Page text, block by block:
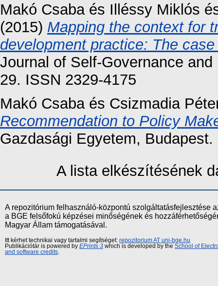
Makó Csabaés Illéssy Miklós
(2015) Mapping the context for
development practice: The
Journal of Self-Governance
29. ISSN 2329-4175
Makó Csabaés Csizmadia
Recommendation to Policy
Gazdasági Egyetem, Budapest.
A lista elkészítésének
A repozitórium felhasználó-központú szolgáltatásfejlesztése
a BGE felsőfokú képzései minőségének és
Magyar Állam támogatásával.
Itt kérhet technikai vagy tartalmi segítséget: repozitorium AT uni-bge.hu
Publikációtár is powered by EPrints 3 which is developed by the School of
and software credits